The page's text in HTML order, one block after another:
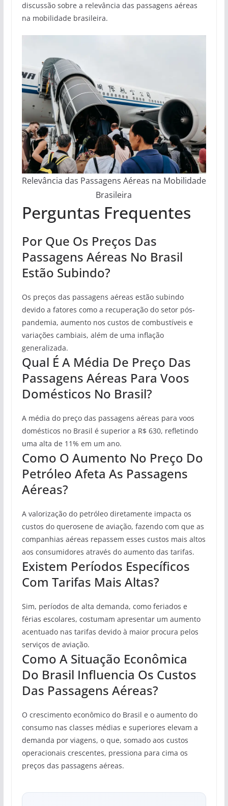
discussão sobre a relevância das passagens aéreas
na mobilidade brasileira.
Relevância das Passagens Aéreas na Mobilidade
Brasileira
Perguntas Frequentes
Por Que Os Preços Das
Passagens Aéreas No Brasil
Estão Subindo?
Os preços das passagens aéreas estão subindo
devido a fatores como a recuperação do setor pós-
pandemia, aumento nos custos de combustíveis e
variações cambiais, além de uma inflação
generalizada.
Qual É A Média De Preço Das
Passagens Aéreas Para Voos
Domésticos No Brasil?
A média do preço das passagens aéreas para voos
domésticos no Brasil é superior a R$ 630, refletindo
uma alta de 11% em um ano.
Como O Aumento No Preço Do
Petróleo Afeta As Passagens
Aéreas?
A valorização do petróleo diretamente impacta os
custos do querosene de aviação, fazendo com que as
companhias aéreas repassem esses custos mais altos
aos consumidores através do aumento das tarifas.
Existem Períodos Específicos
Com Tarifas Mais Altas?
Sim, períodos de alta demanda, como feriados e
férias escolares, costumam apresentar um aumento
acentuado nas tarifas devido à maior procura pelos
serviços de aviação.
Como A Situação Econômica
Do Brasil Influencia Os Custos
Das Passagens Aéreas?
O crescimento econômico do Brasil e o aumento do
consumo nas classes médias e superiores elevam a
demanda por viagens, o que, somado aos custos
operacionais crescentes, pressiona para cima os
preços das passagens aéreas.